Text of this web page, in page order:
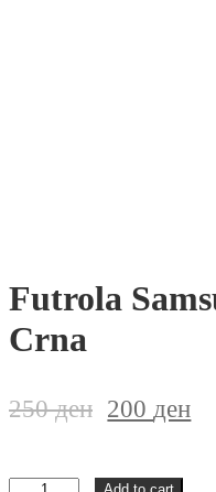
Futrola
Crna
250ден 200ден
Futrola Add to cart